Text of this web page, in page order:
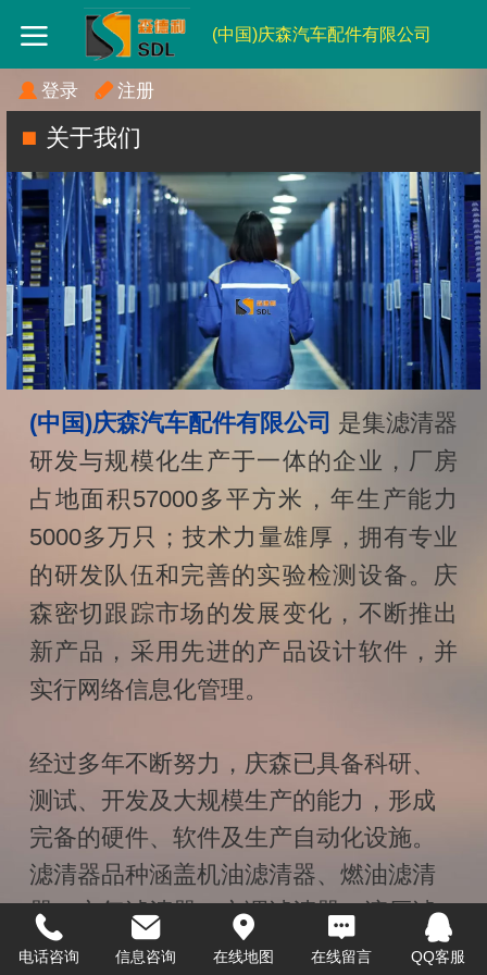
(中国)庆森汽车配件有限公司
登录 注册
关于我们
(中国)庆森汽车配件有限公司 是集滤清器
研发与规模化生产于一体的企业，厂房
占地面积57000多平方米，年生产能力
5000多万只；技术力量雄厚，拥有专业
的研发队伍和完善的实验检测设备。庆
森密切跟踪市场的发展变化，不断推出
新产品，采用先进的产品设计软件，并
实行网络信息化管理。
经过多年不断努力，庆森已具备科研、
测试、开发及大规模生产的能力，形成
完备的硬件、软件及生产自动化设施。
滤清器品种涵盖机油滤清器、燃油滤清
器、空气滤清器、空调滤清器、液压滤
清器等。滤清器型号达3000多个，各种
电话咨询 信息咨询 在线地图 在线留言 QQ客服